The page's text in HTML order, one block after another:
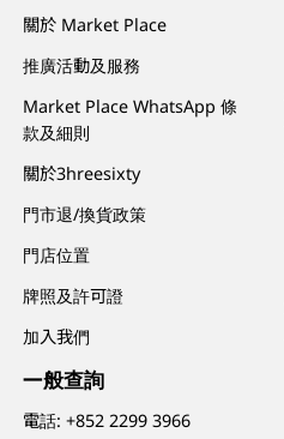
關於 Market Place
推廣活動及服務
Market Place WhatsApp 條
款及細則
關於3hreesixty
門市退/換貨政策
門店位置
牌照及許可證
加入我們
一般查詢
電話:+852 2299 3966